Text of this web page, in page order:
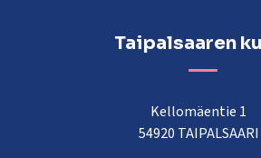
Taipalsaaren
Kellomäentie 1
54920 TAIPALSAARI